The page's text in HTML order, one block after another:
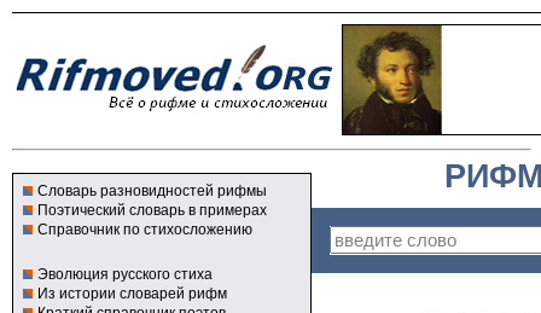
Словарь разновидностей рифмы
Поэтический словарь в примерах
Справочник по стихосложению
Эволюция русского стиха
Из истории словарей рифм